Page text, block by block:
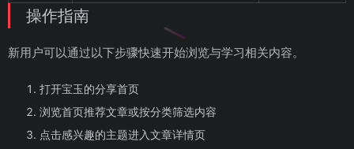
操作指南
新用户可以通过以下步骤快速开始浏览与学习相关内容。
打开宝玉的分享首页
浏览首页推荐文章或按分类筛选内容
点击感兴趣的主题进入文章详情页